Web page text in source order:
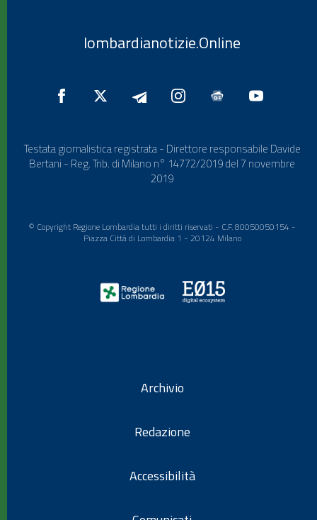
lombardianotizie.Online
Testata giornalistica registrata - Direttore responsabile Davide
Bertani - Reg. Trib. di Milano n° 14772/2019 del 7 novembre
2019
© Copyright Regione Lombardia tutti i diritti riservati - C.F. 80050050154 -
Piazza Città di Lombardia 1 - 20124 Milano
Archivio
Redazione
Accessibilità